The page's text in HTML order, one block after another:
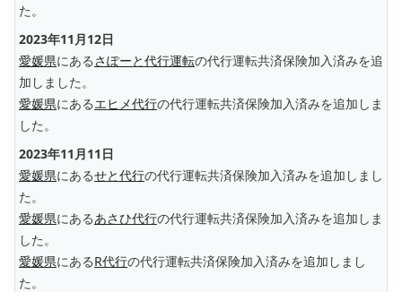
た。
2023年11月12日
愛媛県にあるさぽーと代行運転の代行運転共済保険加入済みを追
加しました。
愛媛県にあるエヒメ代行の代行運転共済保険加入済みを追加しま
した。
2023年11月11日
愛媛県にあるせと代行の代行運転共済保険加入済みを追加しまし
た。
愛媛県にあるあさひ代行の代行運転共済保険加入済みを追加しま
した。
愛媛県にあるR代行の代行運転共済保険加入済みを追加しまし
た。